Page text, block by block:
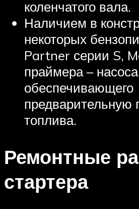
коленчатого вала.
Наличием в
некоторых
Partner серии S,
праймера –
обеспечивающего
предварительную
топлива.
Ремонтные
стартера